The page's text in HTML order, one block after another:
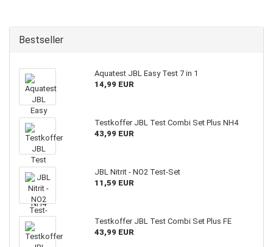
Bestseller
Aquatest JBL Easy Test 7 in 1
14,99 EUR
Testkoffer JBL Test Combi Set Plus NH4
43,99 EUR
JBL Nitrit - NO2 Test-Set
11,59 EUR
Testkoffer JBL Test Combi Set Plus FE
43,99 EUR